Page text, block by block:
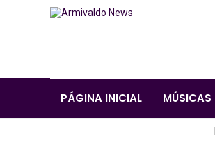
PÁGINA INICIAL MÚSICAS